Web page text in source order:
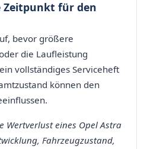
Zeitpunkt für den
bevor größere
die Laufleistung
vollständiges Serviceheft
können den
Wertverlust eines Opel Astra
Fahrzeugzustand,